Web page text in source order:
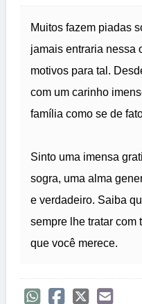
Muitos fazem piadas
jamais entraria nessa
motivos para tal.
com um carinho
família como se de
Sinto uma imensa
sogra, uma alma
e verdadeiro. Saiba
sempre lhe tratar com
que você merece.